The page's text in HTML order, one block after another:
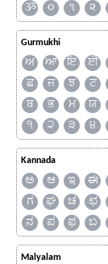
ૐ
૦ ૧ ૨
Gurmukhi
ਅ ਆ ਇ ਈ
ਛ
ਜ ਝ ਟ
ਬ
ਭ ਮ ਯ
੧
੨ ੩ ੪
Kannada
ಅ ಆ ಇ ಈ
ಗ
ಘ ಚ ಛ
ನ
ಪ ಫ ಬ
Malyalam